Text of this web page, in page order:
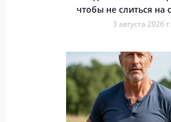
чтобы не слиться на
3 августа 2026 г.